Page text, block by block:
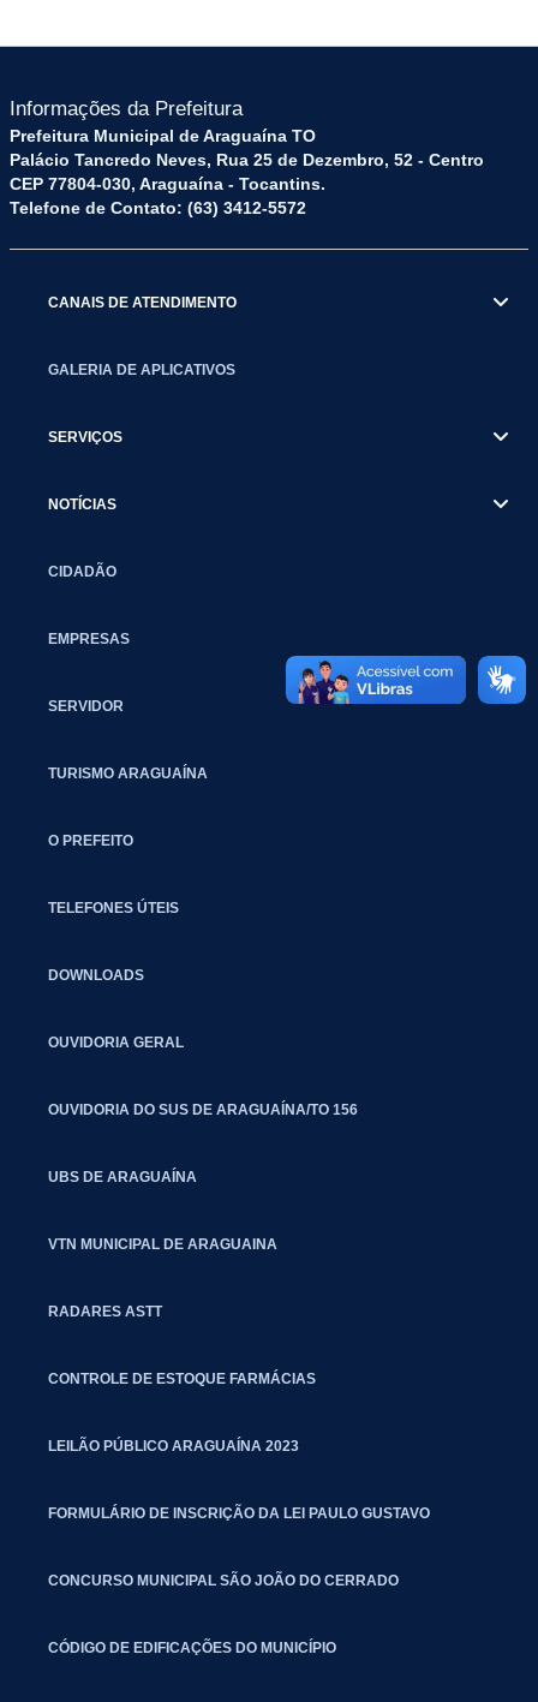
Informações da Prefeitura
Prefeitura Municipal de Araguaína TO
Palácio Tancredo Neves, Rua 25 de Dezembro, 52 - Centro
CEP 77804-030, Araguaína - Tocantins.
Telefone de Contato: (63) 3412-5572
CANAIS DE ATENDIMENTO
GALERIA DE APLICATIVOS
SERVIÇOS
NOTÍCIAS
CIDADÃO
EMPRESAS
SERVIDOR
TURISMO ARAGUAÍNA
O PREFEITO
TELEFONES ÚTEIS
DOWNLOADS
OUVIDORIA GERAL
OUVIDORIA DO SUS DE ARAGUAÍNA/TO 156
UBS DE ARAGUAÍNA
VTN MUNICIPAL DE ARAGUAINA
RADARES ASTT
CONTROLE DE ESTOQUE FARMÁCIAS
LEILÃO PÚBLICO ARAGUAÍNA 2023
FORMULÁRIO DE INSCRIÇÃO DA LEI PAULO GUSTAVO
CONCURSO MUNICIPAL SÃO JOÃO DO CERRADO
CÓDIGO DE EDIFICAÇÕES DO MUNICÍPIO